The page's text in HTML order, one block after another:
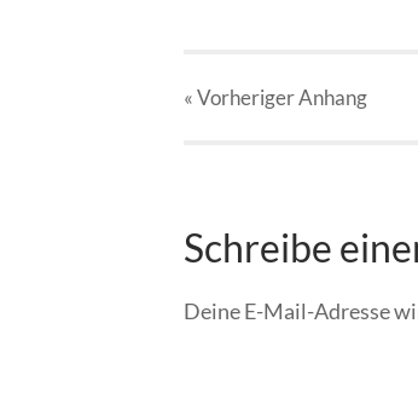
« VorherigerAnhang
Schreibe
Deine E-Mail-Adresse